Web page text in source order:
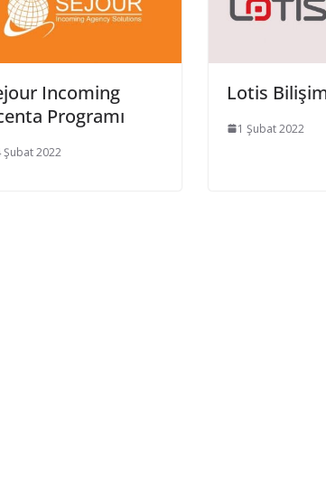
Incoming
Programı
Şubat 2022
Lotis
1 Şubat 2022